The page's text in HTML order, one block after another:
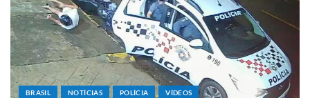
BRASIL NOTÍCIAS POLÍCIA VÍDEOS